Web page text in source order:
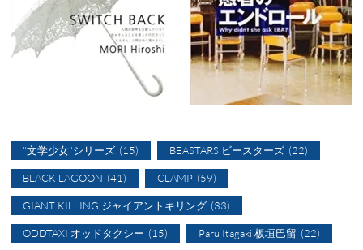
"文学少女"シリーズ (15) BEASTARS ビースターズ (22)
BLACK LAGOON (41) CLAMP (59)
GIANT KILLING ジャイアントキリング (33)
ODDTAXI オッドタクシー (15) Paru Itagaki 板垣巴留 (22)